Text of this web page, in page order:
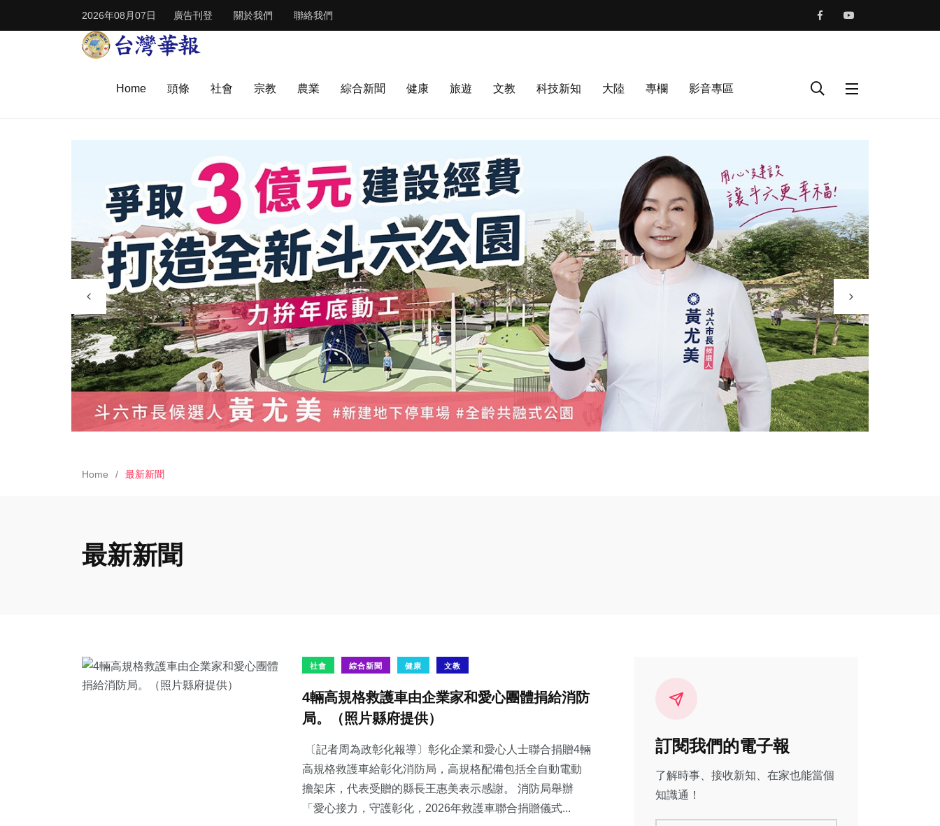
2026年08月07日 廣告刊登 關於我們 聯絡我們
Home 頭條 社會 宗教 農業 綜合新聞 健康 旅遊 文教 科技新知 大陸 專欄 影音專區
Home 最新新聞
最新新聞
社會 綜合新聞 健康 文教
4輛高規格救護車由企業家和愛心團體捐給消防
局。（照片縣府提供）
〔記者周為政彰化報導〕彰化企業和愛心人士聯合捐贈4輛
高規格救護車給彰化消防局，高規格配備包括全自動電動
擔架床，代表受贈的縣長王惠美表示感謝。 消防局舉辦
「愛心接力，守護彰化，2026年救護車聯合捐贈儀式...
訂閱我們的電子報
了解時事、接收新知、在家也能當個
知識通！